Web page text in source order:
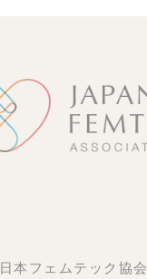
本フェムテック協会